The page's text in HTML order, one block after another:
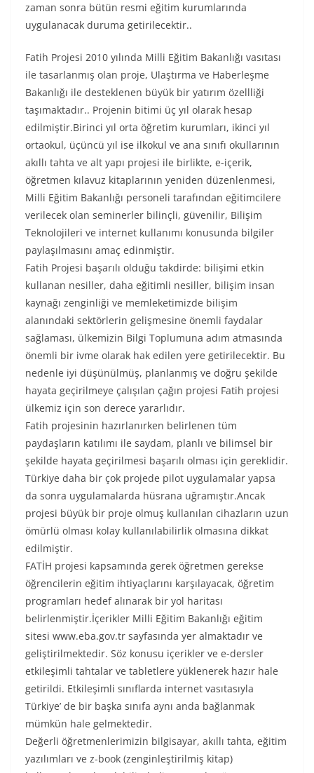
zaman sonra bütün resmi eğitim kurumlarında
uygulanacak duruma getirilecektir..
Fatih Projesi 2010 yılında Milli Eğitim Bakanlığı vasıtası
ile tasarlanmış olan proje, Ulaştırma ve Haberleşme
Bakanlığı ile desteklenen büyük bir yatırım özellliği
taşımaktadır.. Projenin bitimi üç yıl olarak hesap
edilmiştir.Birinci yıl orta öğretim kurumları, ikinci yıl
ortaokul, üçüncü yıl ise ilkokul ve ana sınıfı okullarının
akıllı tahta ve alt yapı projesi ile birlikte, e-içerik,
öğretmen kılavuz kitaplarının yeniden düzenlenmesi,
Milli Eğitim Bakanlığı personeli tarafından eğitimcilere
verilecek olan seminerler bilinçli, güvenilir, Bilişim
Teknolojileri ve internet kullanımı konusunda bilgiler
paylaşılmasını amaç edinmiştir.
Fatih Projesi başarılı olduğu takdirde: bilişimi etkin
kullanan nesiller, daha eğitimli nesiller, bilişim insan
kaynağı zenginliği ve memleketimizde bilişim
alanındaki sektörlerin gelişmesine önemli faydalar
sağlaması, ülkemizin Bilgi Toplumuna adım atmasında
önemli bir ivme olarak hak edilen yere getirilecektir. Bu
nedenle iyi düşünülmüş, planlanmış ve doğru şekilde
hayata geçirilmeye çalışılan çağın projesi Fatih projesi
ülkemiz için son derece yararlıdır.
Fatih projesinin hazırlanırken belirlenen tüm
paydaşların katılımı ile saydam, planlı ve bilimsel bir
şekilde hayata geçirilmesi başarılı olması için gereklidir.
Türkiye daha bir çok projede pilot uygulamalar yapsa
da sonra uygulamalarda hüsrana uğramıştır.Ancak
projesi büyük bir proje olmuş kullanılan cihazların uzun
ömürlü olması kolay kullanılabilirlik olmasına dikkat
edilmiştir.
FATİH projesi kapsamında gerek öğretmen gerekse
öğrencilerin eğitim ihtiyaçlarını karşılayacak, öğretim
programları hedef alınarak bir yol haritası
belirlenmiştir.İçerikler Milli Eğitim Bakanlığı eğitim
sitesi www.eba.gov.tr sayfasında yer almaktadır ve
geliştirilmektedir. Söz konusu içerikler ve e-dersler
etkileşimli tahtalar ve tabletlere yüklenerek hazır hale
getirildi. Etkileşimli sınıflarda internet vasıtasıyla
Türkiye’ de bir başka sınıfa aynı anda bağlanmak
mümkün hale gelmektedir.
Değerli öğretmenlerimizin bilgisayar, akıllı tahta, eğitim
yazılımları ve z-book (zenginleştirilmiş kitap)